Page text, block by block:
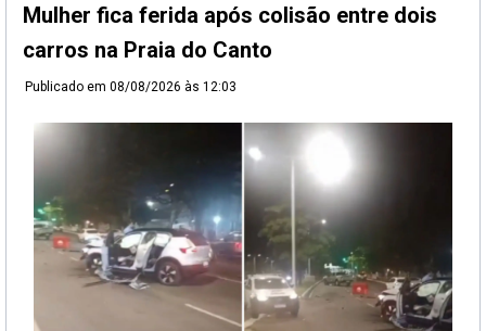
Mulher fica ferida após colisão entre dois
carros na Praia do Canto
Publicado em 08/08/2026 às 12:03